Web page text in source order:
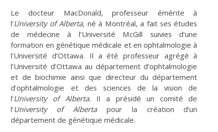
Le docteur MacDonald, professeur émérite à
l’University of Alberta, né à Montréal, a fait ses études
de médecine à l’Université McGill suivies d’une
formation en génétique médicale et en ophtalmologie à
l’Université d’Ottawa. Il a été professeur agrégé à
l’Université d’Ottawa au département d’ophtalmologie
et de biochimie ainsi que directeur du département
d’ophtalmologie et des sciences de la vision de
l’University of Alberta. Il a présidé un comité de
l’University of Albertapour la création d’un
département de génétique médicale.